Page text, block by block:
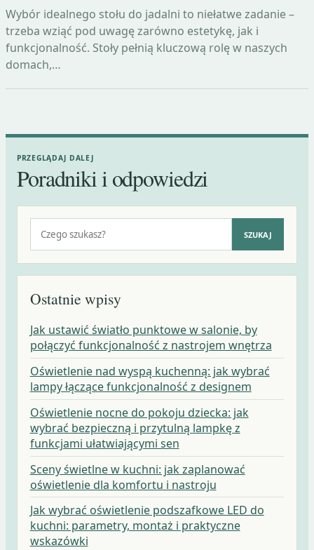
Wybór idealnego stołu do jadalni to niełatwe zadanie –
trzeba wziąć pod uwagę zarówno estetykę, jak i
funkcjonalność. Stoły pełnią kluczową rolę w naszych
domach,…
PRZEGLĄDAJ DALEJ
Poradniki i odpowiedzi
SZUKAJ
Ostatnie wpisy
Jak ustawić światło punktowe w salonie, by
połączyć funkcjonalność z nastrojem wnętrza
Oświetlenie nad wyspą kuchenną: jak wybrać
lampy łączące funkcjonalność z designem
Oświetlenie nocne do pokoju dziecka: jak
wybrać bezpieczną i przytulną lampkę z
funkcjami ułatwiającymi sen
Sceny świetlne w kuchni: jak zaplanować
oświetlenie dla komfortu i nastroju
Jak wybrać oświetlenie podszafkowe LED do
kuchni: parametry, montaż i praktyczne
wskazówki